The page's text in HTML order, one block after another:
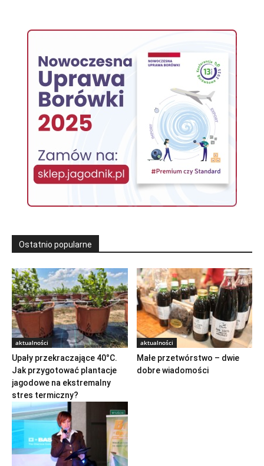
Ostatnio popularne
aktualności
Upały przekraczające 40°C.
Jak przygotować plantacje
jagodowe na ekstremalny
stres termiczny?
aktualności
Małe przetwórstwo – dwie
dobre wiadomości